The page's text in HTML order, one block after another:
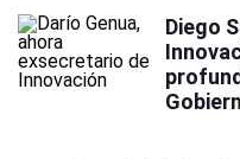
Diego